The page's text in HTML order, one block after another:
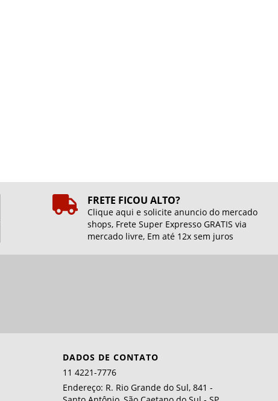
FRETE FICOU ALTO?
Clique aqui e solicite anuncio do mercado
shops, Frete Super Expresso GRATIS via
mercado livre, Em até 12x sem juros
DADOS DE CONTATO
11 4221-7776
Endereço: R. Rio Grande do Sul, 841 -